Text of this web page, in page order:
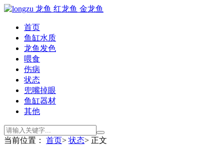
首页
鱼缸水质
龙鱼发色
喂食
伤病
状态
兜嘴掉眼
鱼缸器材
其他
当前位置： 首页> 状态> 正文